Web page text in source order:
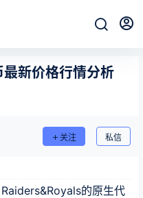
新价格行情分析
关注 私信
的原生代